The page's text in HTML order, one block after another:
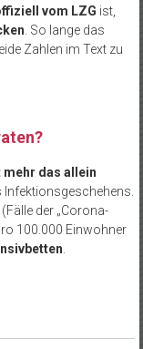
vom LZG ist,
. So lange das
Zahlen im Text zu
das allein
Infektionsgeschehens.
der „Corona-
100.000 Einwohner